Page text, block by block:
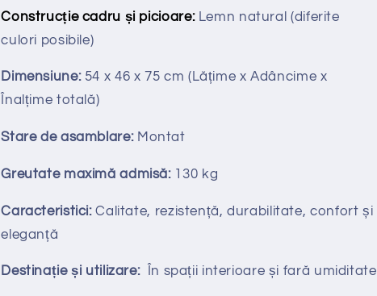
Construcție cadru și picioare: Lemn natural (diferite
culori posibile)
Dimensiune: 54 x 46 x 75 cm (Lățime x Adâncime x
Înalțime totală)
Stare de asamblare: Montat
Greutate maximă admisă: 130 kg
Caracteristici:Calitate, rezistență, durabilitate, confort și
eleganță
Destinație și utilizare:În spații interioare și fară umiditate